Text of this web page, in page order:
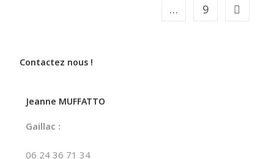
…
9
Contactez nous !
Jeanne MUFFATTO
Gaillac :
06 24 36 71 34